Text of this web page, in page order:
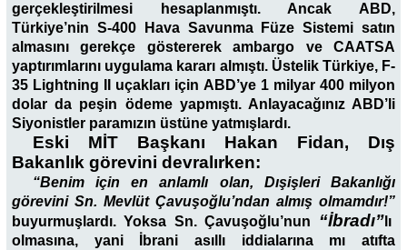
gerçekleştirilmesi hesaplanmıştı. Ancak ABD,
Türkiye’nin S-400 Hava Savunma Füze Sistemi satın
almasını gerekçe göstererek ambargo ve CAATSA
yaptırımlarını uygulama kararı almıştı. Üstelik Türkiye, F-
35 Lightning II uçakları için ABD’ye 1 milyar 400 milyon
dolar da peşin ödeme yapmıştı. Anlayacağınız ABD’li
Siyonistler paramızın üstüne yatmışlardı.
Eski MİT Başkanı Hakan Fidan, Dış
Bakanlık görevini devralırken:
“Benim için en anlamlı olan, Dışişleri Bakanlığı
görevini Sn. Mevlüt Çavuşoğlu’ndan almış olmamdır!”
buyurmuşlardı. Yoksa Sn. Çavuşoğlu’nun “İbradı”lı
olmasına, yani İbrani asıllı iddialarına mı atıfta